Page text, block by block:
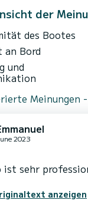
der
des Bootes
an Bord
und
Meinungen
2023
anzeigen